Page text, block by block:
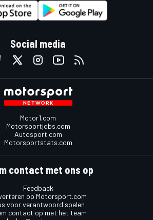
Social media
Motor1.com
Motorsportjobs.com
Autosport.com
Motorsportstats.com
contact met ons op
Feedback
op Motorsport.com
voor verantwoord spelen
contact op met het team